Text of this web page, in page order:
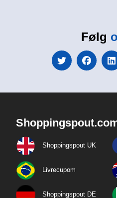
Følg
Shoppingspout UK
Livrecupom
Shoppingspout DE